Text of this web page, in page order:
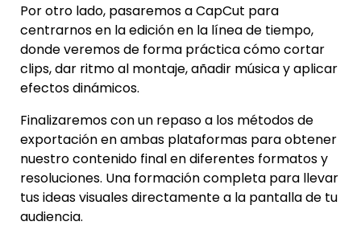
Por otro lado, pasaremos a CapCut para
centrarnos en la edición en la línea de tiempo,
donde veremos de forma práctica cómo cortar
clips, dar ritmo al montaje, añadir música y aplicar
efectos dinámicos.
Finalizaremos con un repaso a los métodos de
exportación en ambas plataformas para obtener
nuestro contenido final en diferentes formatos y
resoluciones. Una formación completa para llevar
tus ideas visuales directamente a la pantalla de tu
audiencia.